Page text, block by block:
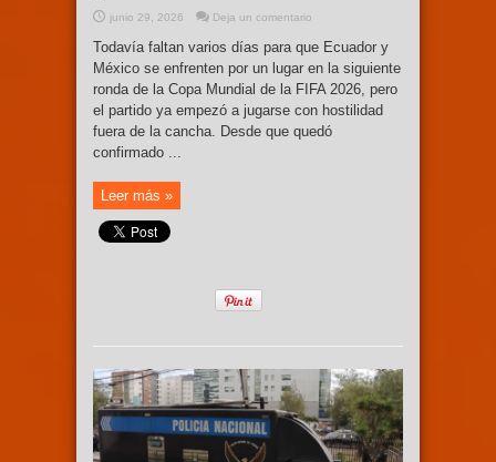
junio 29, 2026 Deja un comentario
Todavía faltan varios días para que Ecuador y
México se enfrenten por un lugar en la siguiente
ronda de la Copa Mundial de la FIFA 2026, pero
el partido ya empezó a jugarse con hostilidad
fuera de la cancha. Desde que quedó
confirmado ...
Leer más »